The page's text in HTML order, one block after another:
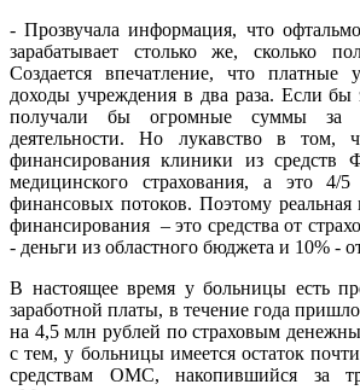
- Прозвучала информация, что
зарабатывает столько же, сколько
Создается впечатление, что платные
доходы учреждения в два раза. Если
получали бы огромные суммы за
деятельности. Но лукавство в том,
финансирования клиники из средств
медицинского страхования, а это 4/
финансовых потоков. Поэтому реальная
финансирования – это средства от
- деньги из областного бюджета и 10% -
В настоящее время у больницы есть
заработной платы, в течение года
на 4,5 млн рублей по страховым
с тем, у больницы имеется остаток
средствам ОМС, накопившийся за